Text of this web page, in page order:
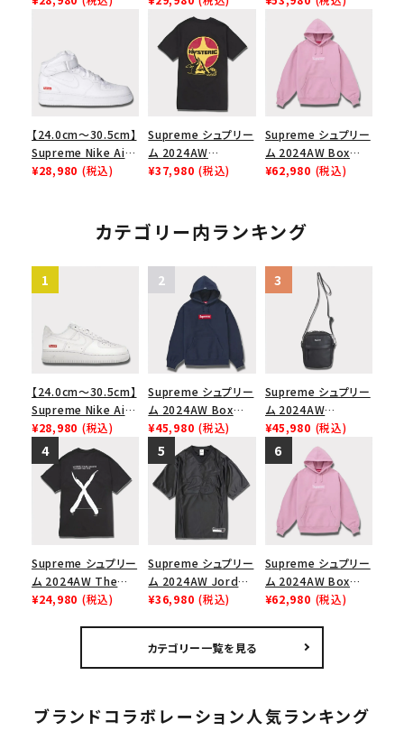
ューズ ホワイト
リーム ナイキエアフォ
ース１スニーカー シ
ューズ ブラック
Sweatshirt ボック
スロゴフードパーカー
ブラック 黒
【24.0cm～30.5cm】
Supreme Nike Air
Force 1 Mid シュプ
ューズ ホワイト 白
¥28,980 (税込)
Supreme シュプリー
ム 2024AW
Hysteric Glamour
プTシャツ ブラック
黒
¥37,980 (税込)
Supreme シュプリー
ム 2024AW Box
Logo Hooded
ダスティーピンク
¥62,980 (税込)
カテゴリー内ランキング
【24.0cm～30.5cm】
Supreme Nike Air
Force 1 Low シュプ
リーム ナイキエアフォ
ース１スニーカー シ
ューズ ホワイト
¥28,980 (税込)
Supreme シュプリー
ム 2024AW Box
Logo Hooded
Sweatshirt ボック
スロゴフードパーカー
ネイビー 紺
¥45,980 (税込)
Supreme シュプリー
ム 2024AW
Leather Shoulder
Bag レザーショルダ
ーバッグ ブラック 黒
¥45,980 (税込)
Supreme シュプリー
ム 2024AW The
North Face S/S
¥24,980 (税込)
Supreme シュプリー
ム 2024AW Jordan
Warm Up Jersey ジ
ク 黒
¥36,980 (税込)
Supreme シュプリー
ム 2024AW Box
Logo Hooded
ダスティーピンク
¥62,980 (税込)
カテゴリー一覧を見る
ブランドコラボレーション人気ランキング